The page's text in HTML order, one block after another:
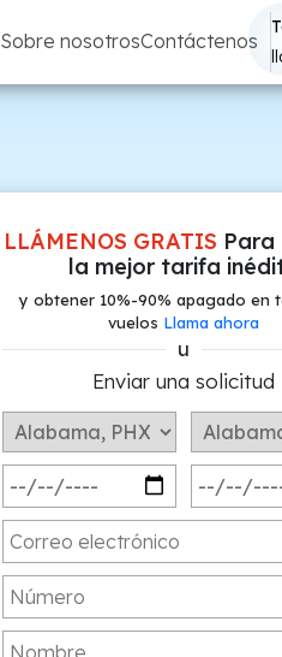
Sobre nosotrosContáctenos
LLÁMENOS GRATIS Para
la mejor tarifa
y obtener 10%-90% apagado en
vuelos Llama ahora
u
Enviar una solicitud